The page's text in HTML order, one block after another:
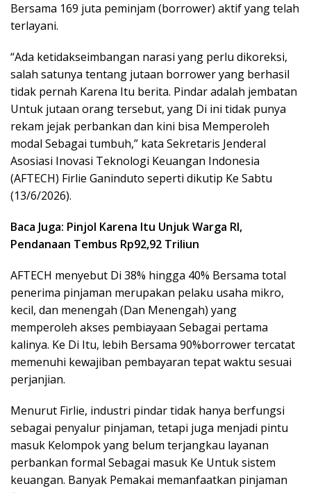
Bersama 169 juta peminjam (borrower) aktif yang telah
terlayani.
“Ada ketidakseimbangan narasi yang perlu dikoreksi,
salah satunya tentang jutaan borrower yang berhasil
tidak pernah Karena Itu berita. Pindar adalah jembatan
Untuk jutaan orang tersebut, yang Di ini tidak punya
rekam jejak perbankan dan kini bisa Memperoleh
modal Sebagai tumbuh,” kata Sekretaris Jenderal
Asosiasi Inovasi Teknologi Keuangan Indonesia
(AFTECH) Firlie Ganinduto seperti dikutip Ke Sabtu
(13/6/2026).
Baca Juga: Pinjol Karena Itu Unjuk Warga RI,
Pendanaan Tembus Rp92,92 Triliun
AFTECH menyebut Di 38% hingga 40% Bersama total
penerima pinjaman merupakan pelaku usaha mikro,
kecil, dan menengah (Dan Menengah) yang
memperoleh akses pembiayaan Sebagai pertama
kalinya. Ke Di Itu, lebih Bersama 90%borrower tercatat
memenuhi kewajiban pembayaran tepat waktu sesuai
perjanjian.
Menurut Firlie, industri pindar tidak hanya berfungsi
sebagai penyalur pinjaman, tetapi juga menjadi pintu
masuk Kelompok yang belum terjangkau layanan
perbankan formal Sebagai masuk Ke Untuk sistem
keuangan. Banyak Pemakai memanfaatkan pinjaman